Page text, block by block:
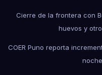
Cierre de la frontera con
huevos y
COER Puno reporta